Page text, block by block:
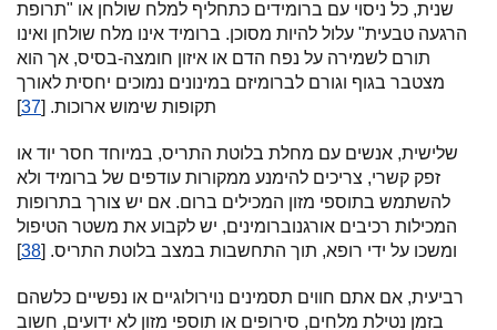
שנית, כל ניסוי עם ברומידים כתחליף למלח שולחן או "תרופת
הרגעה טבעית" עלול להיות מסוכן. ברומיד אינו מלח שולחן ואינו
תורם לשמירה על נפח הדם או איזון חומצה-בסיס, אך הוא
מצטבר בגוף וגורם לברומיזם במינונים נמוכים יחסית לאורך
תקופות שימוש ארוכות. [37
]
שלישית, אנשים עם מחלת בלוטת התריס, במיוחד חסר יוד או
זפק קשרי, צריכים להימנע ממקורות עודפים של ברומיד ולא
להשתמש בתוספי מזון המכילים ברום. אם יש צורך בתרופות
המכילות רכיבים אורגנוברומינים, יש לקבוע את משטר הטיפול
ומשכו על ידי רופא, תוך התחשבות במצב בלוטת התריס. [38
]
רביעית, אם אתם חווים תסמינים נוירולוגיים או נפשיים כלשהם
בזמן נטילת מלחים, סירופים או תוספי מזון לא ידועים, חשוב